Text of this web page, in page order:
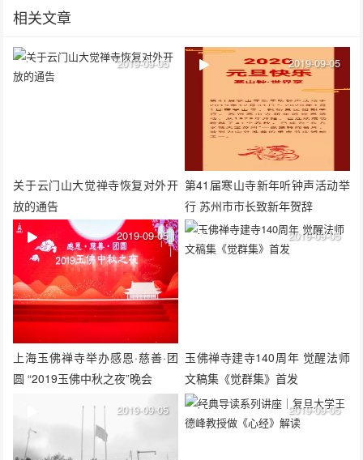
相关文章
关于云门山大觉禅寺恢复对外开
放的通告
2019-09-05
第41届寒山寺新年听钟声活动举
行 苏州市市长致新年贺辞
2019-09-05
上海玉佛禅寺举办感恩·慈善·团
圆 “2019玉佛中秋之夜”晚会
2019-09-05
玉佛禅寺建寺140周年 觉醒法师
文稿集《觉群集》首发
2019-09-05
2019-09-05 2019-09-05